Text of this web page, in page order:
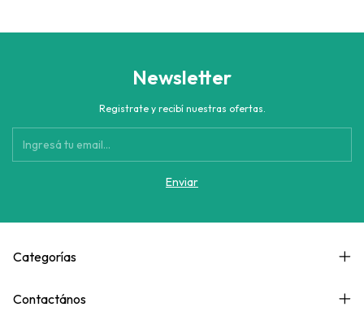
Newsletter
Registrate y recibí nuestras ofertas.
Categorías
Contactános